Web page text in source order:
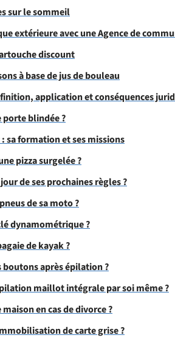
sur le sommeil
extérieure avec une Agence de
discount
à base de jus de bouleau
application et conséquences
blindée ?
sa formation et ses missions
pizza surgelée ?
de ses prochaines règles ?
de sa moto ?
dynamométrique ?
de kayak ?
après épilation ?
maillot intégrale par soi même ?
en cas de divorce ?
de carte grise ?